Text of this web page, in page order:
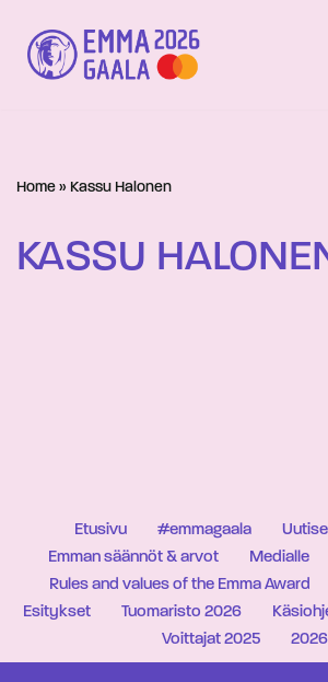
Siirry
suoraan
Home » Kassu Halonen
KASSU
Etusivu #emmagaala
Emman säännöt & arvot
Medialle
Rules and values of the Emma Award
Esitykset
Tuomaristo 2026
Voittajat 2025
2026